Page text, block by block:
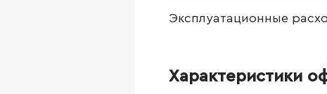
Эксплуатационные
Характеристики